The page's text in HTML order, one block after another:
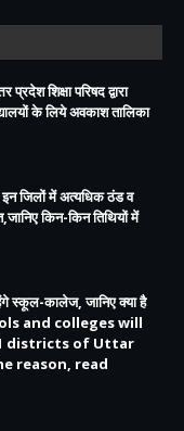
शिक्षा परिषद द्वारा
के लिये अवकाश तालिका
जिलों में अत्यधिक ठंड व
किन-किन तिथियों में
स्कूल-कालेज, जानिए क्या है
and colleges will
districts of Uttar
reason, read